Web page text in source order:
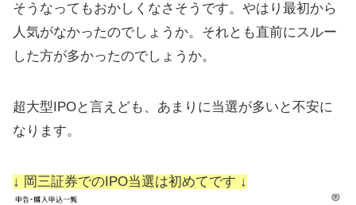
そうなってもおかしくなさそうです。やはり最初から
人気がなかったのでしょうか。それとも直前にスルー
した方が多かったのでしょうか。
超大型IPOと言えども、あまりに当選が多いと不安に
なります。
↓ 岡三証券でのIPO当選は初めてです ↓